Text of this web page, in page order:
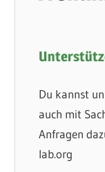
Du kannst
auch mit
Anfragen
lab.org